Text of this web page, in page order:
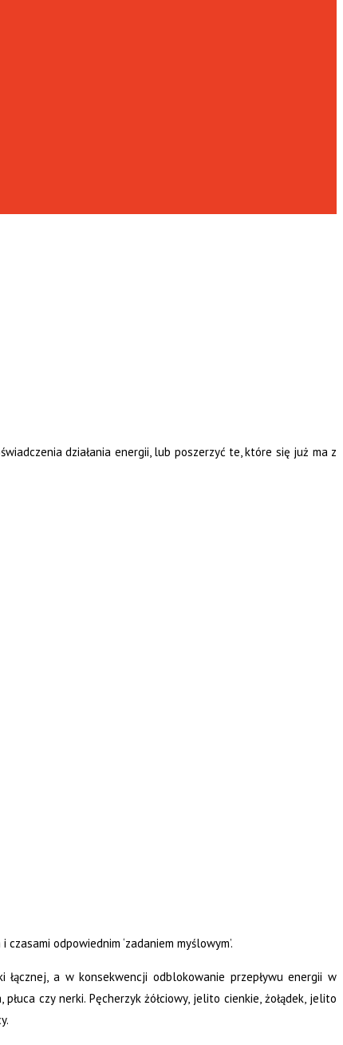
działania energii, lub poszerzyć te, które się już ma z
odpowiednim ‘zadaniem myślowym’.
a w konsekwencji odblokowanie przepływu energii w
czy nerki. Pęcherzyk żółciowy, jelito cienkie, żołądek, jelito